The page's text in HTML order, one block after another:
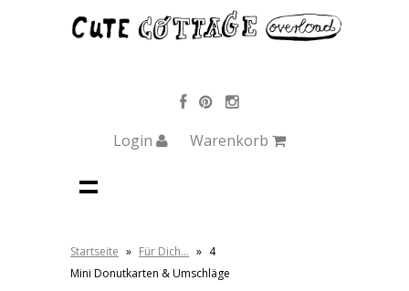
Login Warenkorb
Startseite » Für Dich… » 4
Mini Donutkarten & Umschläge